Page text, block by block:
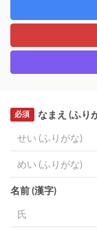
なまえ (ふり
必須
名前 (漢字)